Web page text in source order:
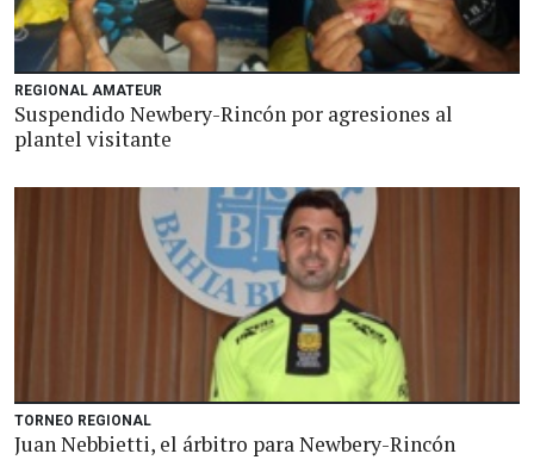
REGIONAL AMATEUR
Suspendido Newbery-Rincón por agresiones al
plantel visitante
TORNEO REGIONAL
Juan Nebbietti, el árbitro para Newbery-Rincón